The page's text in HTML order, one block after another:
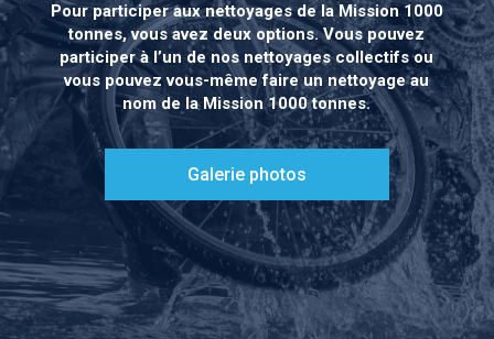
Pour participer aux nettoyages de la Mission 1000
tonnes, vous avez deux options. Vous pouvez
participer à l’un de nos nettoyages collectifs ou
vous pouvez vous-même faire un nettoyage au
nom de la Mission 1000 tonnes.
Galerie photos